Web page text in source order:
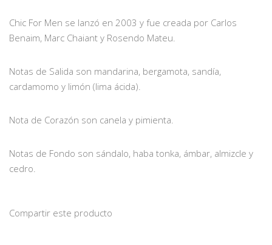
Chic For Men se lanzó en 2003 y fue creada por Carlos
Benaim, Marc Chaiant y Rosendo Mateu.
Notas de Salida son mandarina, bergamota, sandía,
cardamomo y limón (lima ácida).
Nota de Corazón son canela y pimienta.
Notas de Fondo son sándalo, haba tonka, ámbar, almizcle y
cedro.
Compartir este producto